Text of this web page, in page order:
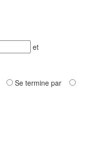
et
Se termine par